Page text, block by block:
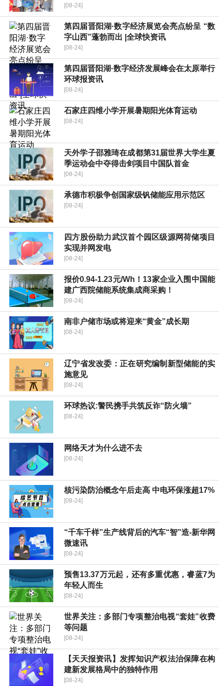
[08-24]
第四届晋阳湖·数字经济展览会亮点纷呈 “数
字山西”蓬勃而出 |全球快资讯
[08-24]
第四届晋阳湖·数字经济发展峰会在太原举行
环球报资讯
[08-24]
石家庄四维小学开展暑期阳光体育运动
[08-24]
天外学子邵雅琦在成都第31届世界大学生夏
季运动会中夺得击剑项目中国队首金
[08-24]
承德市积极争创国家级钒储能应用示范区
[08-24]
四方股份助力武汉首个园区级源网荷储项目
实现并网发电
[08-24]
报价0.94-1.23元/Wh！13家企业入围中国能
建广西院储能系统集成商采购！
[08-24]
南非户储市场或将迎来“黄金”成长期
[08-24]
辽宁省发改委：正在研究编制新型储能的实
施意见
[08-24]
环球热议:警民携手共筑反诈“防火墙”
[08-24]
网络天才为什么进不去
[08-24]
核污染防治概念午后走高 中电环保涨超17%
[08-24]
“千车千样”生产线背后的汽车“智”造-新华网
微速讯
[08-24]
预售13.37万元起，还有多重优惠，睿蓝7为
年轻人而生
[08-24]
世界关注：多部门专项整治电视“套娃”收费
等问题
[08-24]
【天天报资讯】发挥知识产权法治保障在构
建新发展格局中的独特作用
[08-24]